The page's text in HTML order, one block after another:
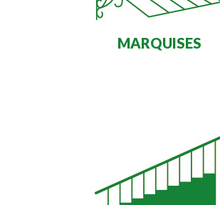
MARQUISES